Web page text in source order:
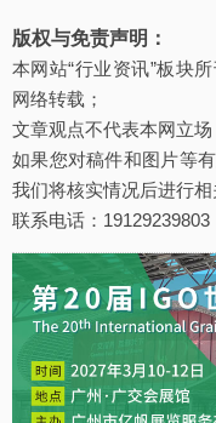
版权与免责声明：
本网站“行业资讯”板块
网络转载；
文章观点不代表本网立
如果您对稿件和图片等
我们将核实情况后进行相
联系电话：